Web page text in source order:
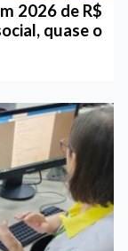
2026 de R$
quase o